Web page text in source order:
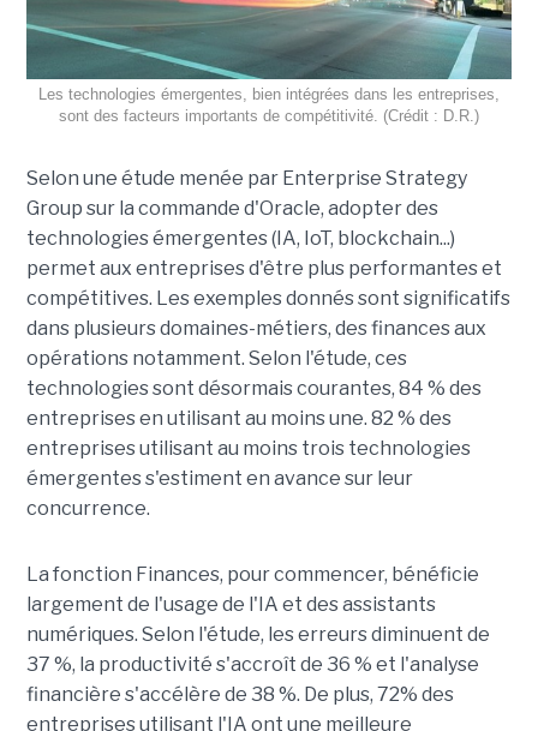
Les technologies émergentes, bien intégrées dans les entreprises,
sont des facteurs importants de compétitivité. (Crédit : D.R.)
Selon une étude menée par Enterprise Strategy
Group sur la commande d'Oracle, adopter des
technologies émergentes (IA, IoT, blockchain...)
permet aux entreprises d'être plus performantes et
compétitives. Les exemples donnés sont significatifs
dans plusieurs domaines-métiers, des finances aux
opérations notamment. Selon l'étude, ces
technologies sont désormais courantes, 84 % des
entreprises en utilisant au moins une. 82 % des
entreprises utilisant au moins trois technologies
émergentes s'estiment en avance sur leur
concurrence.
La fonction Finances, pour commencer, bénéficie
largement de l'usage de l'IA et des assistants
numériques. Selon l'étude, les erreurs diminuent de
37 %, la productivité s'accroît de 36 % et l'analyse
financière s'accélère de 38 %. De plus, 72% des
entreprises utilisant l'IA ont une meilleure